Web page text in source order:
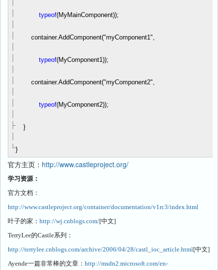
typeof(MyMainComponent));
container.AddComponent("myComponent1",
typeof(MyComponent1));
container.AddComponent("myComponent2",
typeof(MyComponent2));
}
}
官方主页： http://www.castleproject.org/
学习资源：
官方文档：
http://www.castleproject.org/container/documentation/v1rc3/index.html
叶子的家： http://wj.cnblogs.com/[中文]
TerryLee的Castle系列：
http://terrylee.cnblogs.com/archive/2006/04/28/castl_ioc_article.html[中文]
Ayende一篇非常棒的文章： http://msdn2.microsoft.com/en-